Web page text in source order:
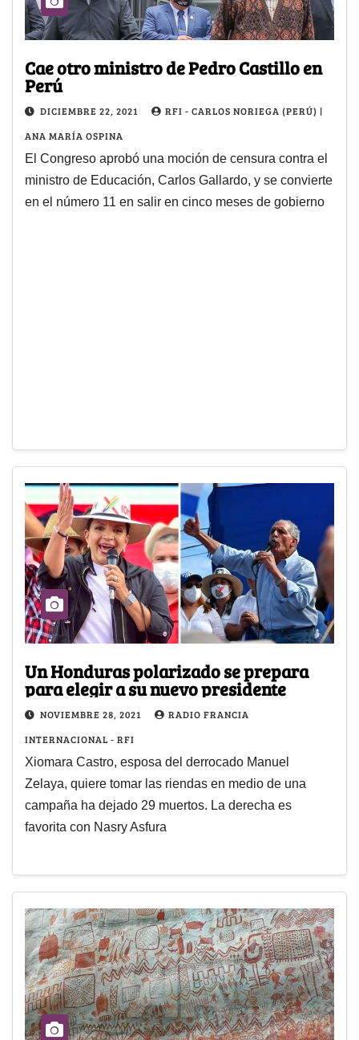
Cae otro ministro de Pedro Castillo en
Perú
DICIEMBRE 22, 2021
RFI - CARLOS NORIEGA (PERÚ) |
ANA MARÍA OSPINA
El Congreso aprobó una moción de censura contra el
ministro de Educación, Carlos Gallardo, y se convierte
en el número 11 en salir en cinco meses de gobierno
Un Honduras polarizado se prepara
para elegir a su nuevo presidente
NOVIEMBRE 28, 2021
RADIO FRANCIA
INTERNACIONAL - RFI
Xiomara Castro, esposa del derrocado Manuel
Zelaya, quiere tomar las riendas en medio de una
campaña ha dejado 29 muertos. La derecha es
favorita con Nasry Asfura